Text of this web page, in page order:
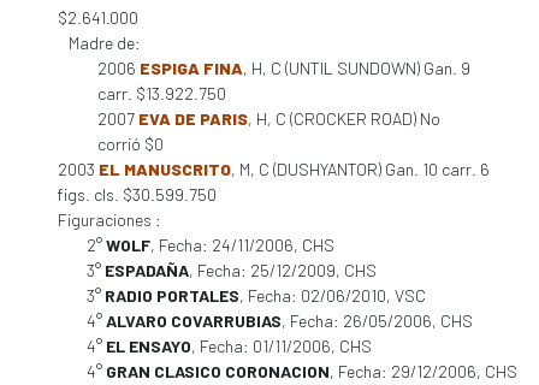
$2.641.000
Madre de:
2006 ESPIGA FINA, H, C (UNTIL SUNDOWN) Gan. 9
carr. $13.922.750
2007 EVA DE PARIS, H, C (CROCKER ROAD) No
corrió $0
2003 EL MANUSCRITO, M, C (DUSHYANTOR) Gan. 10 carr. 6
figs. cls. $30.599.750
Figuraciones :
2°WOLF, Fecha: 24/11/2006, CHS
3° ESPADAÑA, Fecha: 25/12/2009, CHS
3° RADIO PORTALES, Fecha: 02/06/2010, VSC
4°ALVARO COVARRUBIAS, Fecha: 26/05/2006, CHS
4° EL ENSAYO, Fecha: 01/11/2006, CHS
4° GRAN CLASICO CORONACION, Fecha: 29/12/2006, CHS